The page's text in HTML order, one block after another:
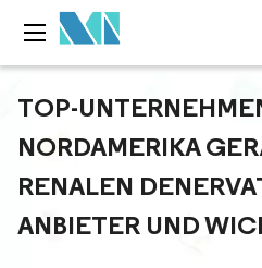
TOP-
NORDAMERIKA
RENALEN
ANBIETER UND